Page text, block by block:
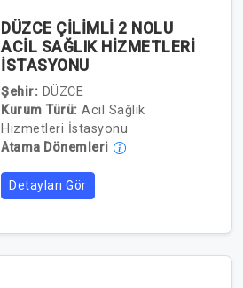
DÜZCE ÇİLİMLİ 2 NOLU
ACİL SAĞLIK HİZMETLERİ
İSTASYONU
Şehir: DÜZCE
Kurum Türü: Acil Sağlık
Hizmetleri İstasyonu
Atama Dönemleri
Detayları Gör